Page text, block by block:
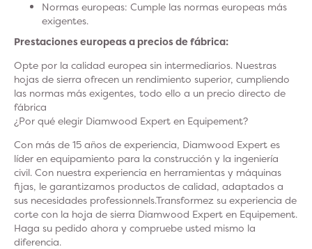
Normas europeas: Cumple las normas europeas más
exigentes.
Prestaciones europeas a precios de fábrica:
Opte por la calidad europea sin intermediarios. Nuestras
hojas de sierra ofrecen un rendimiento superior, cumpliendo
las normas más exigentes, todo ello a un precio directo de
fábrica
¿Por qué elegir Diamwood Expert en Equipement?
Con más de 15 años de experiencia, Diamwood Expert es
líder en equipamiento para la construcción y la ingeniería
civil. Con nuestra experiencia en herramientas y máquinas
fijas, le garantizamos productos de calidad, adaptados a
sus necesidades professionnels.Transformez su experiencia de
corte con la hoja de sierra Diamwood Expert en Equipement.
Haga su pedido ahora y compruebe usted mismo la
diferencia.